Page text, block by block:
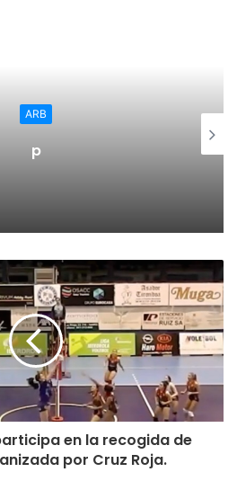
Ángel Garrido quien le proponía
portavoz parlamentario naraja
hora; pero, lo del menú… de
a negociar nada con un
de decepción en decepción
y Garrido se les rompió el
los cimientos de este
afirmó que no apoyaría los
por el gobierno; pero, con un
el amor y, cuando nadie lo
ARB
p
en la recogida de
por Cruz Roja.